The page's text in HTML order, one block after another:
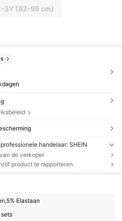
3Y (92-98 cm)
handelaar: SHEIN
de verkoper
of product te rapporteren.
Elastaan